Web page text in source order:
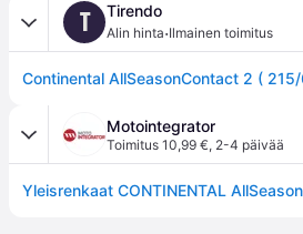
T Tirendo
Alin hinta·Ilmainen toimitus
Motointegrator
Toimitus 10,99 €, 2-4 päivää